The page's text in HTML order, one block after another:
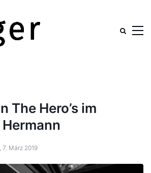
The Hero’s im
7. März 2019